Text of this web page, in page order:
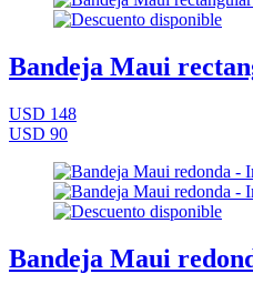
Bandeja Maui
USD 148
USD 90
Bandeja Maui